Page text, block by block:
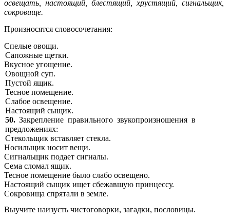
освещать, настоящий, блестящий, хрустящий, сигнальщик,
сокровище.
Произносятся словосочетания:
Спелые овощи.
Сапожные щетки.
Вкусное угощение.
Овощной суп.
Пустой ящик.
Тесное помещение.
Слабое освещение.
Настоящий сыщик.
50.Закрепление правильного звукопроизношения в
предложениях:
Стекольщик вставляет стекла.
Носильщик носит вещи.
Сигнальщик подает сигналы.
Сема сломал ящик.
Тесное помещение было слабо освещено.
Настоящий сыщик ищет сбежавшую принцессу.
Сокровища спрятали в земле.
Выучите наизусть чистоговорки, загадки, пословицы.